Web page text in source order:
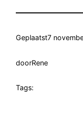
Geplaatst7
doorRene
Tags: